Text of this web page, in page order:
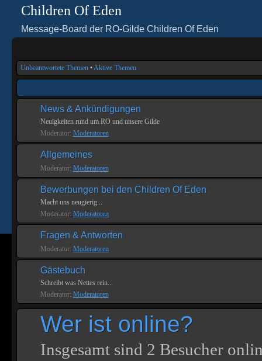
Children Of Eden
Message-Board der RO-Gilde Children Of Eden
Unbeantwortete Themen •Aktive Themen
News & Ankündigungen
Neuigkeiten rund um RO und unsere Gilde
Moderator: Moderatoren
Allgemeines
Moderator: Moderatoren
Bewerbungen bei den Children Of Eden
Macht uns neugierig...
Moderator: Moderatoren
Fragen & Antworten
Moderator: Moderatoren
Gästebuch
Schreibt was Nettes rein...
Moderator: Moderatoren
Wer ist online?
Insgesamt sind 2 Besucher